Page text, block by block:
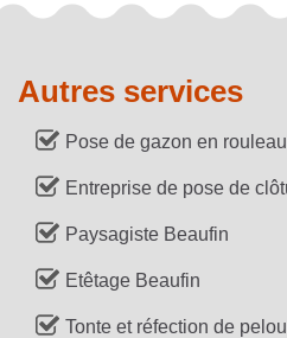
Autres services
Pose de gazon en
Entreprise de pose de
Paysagiste Beaufin
Etêtage Beaufin
Tonte et réfection de